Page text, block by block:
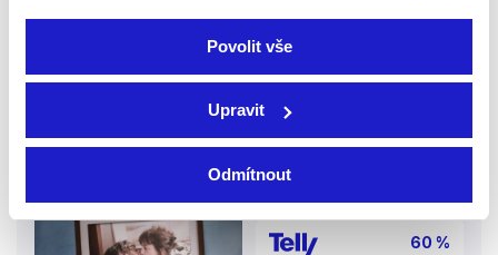
Povolit vše
Upravit
Odmítnout
Môj pes hlupák
60 %